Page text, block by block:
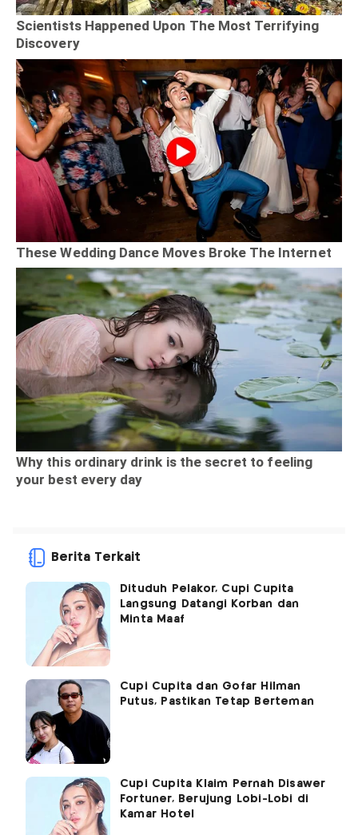
Berita Terkait
Dituduh Pelakor, Cupi Cupita
Langsung Datangi Korban dan
Minta Maaf
Cupi Cupita dan Gofar Hilman
Putus, Pastikan Tetap Berteman
Cupi Cupita Klaim Pernah Disawer
Fortuner, Berujung Lobi-Lobi di
Kamar Hotel